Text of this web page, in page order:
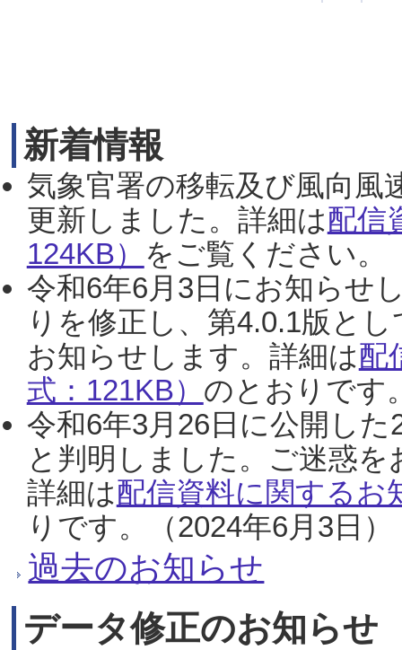
新着情報
気象官署の移転及び風向風
更新しました。詳細は配信
124KB） をご覧ください。
令和6年6月3日にお知らせ
りを修正し、第4.0.1版と
お知らせします。詳細は配
式：121KB） のとおりです
令和6年3月26日に公開し
と判明しました。ご迷惑
詳細は配信資料に関するお
りです。（2024年6月3日）
過去のお知らせ
データ修正のお知らせ